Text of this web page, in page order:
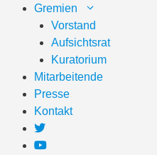
springen
Gremien
Vorstand
Aufsichtsrat
Kuratorium
Mitarbeitende
Presse
Kontakt